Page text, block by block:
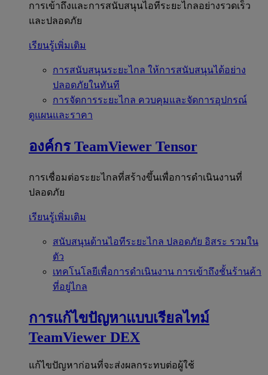
การเข้าถึงและการสนับสนุนไอทีระยะไกลอย่างรวดเร็ว
และปลอดภัย
เรียนรู้เพิ่มเติม
การสนับสนุนระยะไกล ให้การสนับสนุนได้อย่าง
ปลอดภัยในทันที
การจัดการระยะไกล ควบคุมและจัดการอุปกรณ์
ดูแผนและราคา
องค์กร TeamViewer Tensor
การเชื่อมต่อระยะไกลที่สร้างขึ้นเพื่อการดำเนินงานที่
ปลอดภัย
เรียนรู้เพิ่มเติม
สนับสนุนด้านไอทีระยะไกล ปลอดภัย อิสระ รวมใน
ตัว
เทคโนโลยีเพื่อการดำเนินงาน การเข้าถึงชั้นร้านค้า
ที่อยู่ไกล
การแก้ไขปัญหาแบบเรียลไทม์
TeamViewer DEX
แก้ไขปัญหาก่อนที่จะส่งผลกระทบต่อผู้ใช้